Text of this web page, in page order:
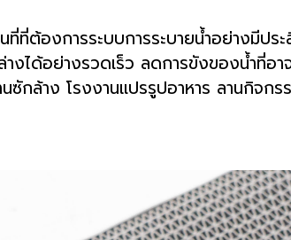
ที่ต้องการระบบการระบายน้ำอย่างมีป
ได้อย่างรวดเร็ว ลดการขังของน้ำที่อา
กล้าง โรงงานแปรรูปอาหาร ลานกิจก